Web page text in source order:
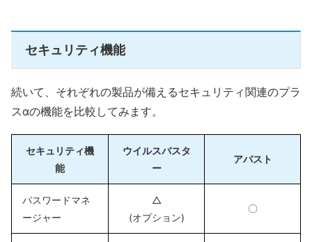
セキュリティ機能
続いて、それぞれの製品が備えるセキュリティ関連のプラ
スαの機能を比較してみます。
セキュリティ機
能
ウイルスバスタ
ー
アバスト
パスワードマネ
ージャー
△
(オプション)
〇